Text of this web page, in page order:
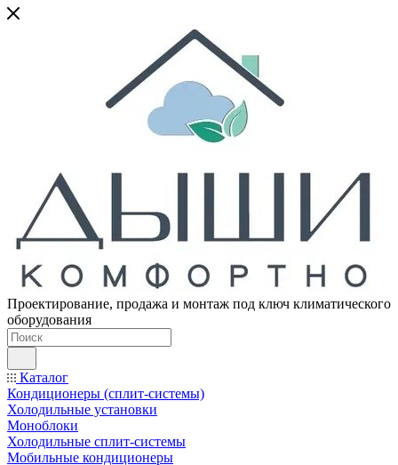
Проектирование, продажа и монтаж под ключ климатического
оборудования
Каталог
Кондиционеры (сплит-системы)
Холодильные установки
Моноблоки
Холодильные сплит-системы
Мобильные кондиционеры